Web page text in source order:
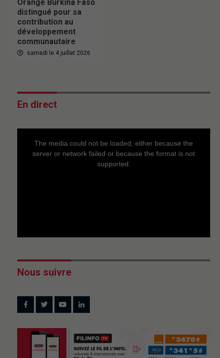
Orange Burkina Faso
distingué pour sa
contribution au
développement
communautaire
samedi le 4 juillet 2026
En direct
The media could not be loaded, either because the
server or network failed or because the format is not
supported.
Nous suivre